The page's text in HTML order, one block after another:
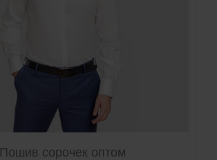
Пошив сорочек оптом